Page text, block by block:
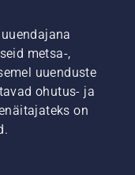
vaadake
esmalt
meie
kõige
olulisemaid
näpunäiteid
metsa-,
uuenduste
ohutus- ja
on